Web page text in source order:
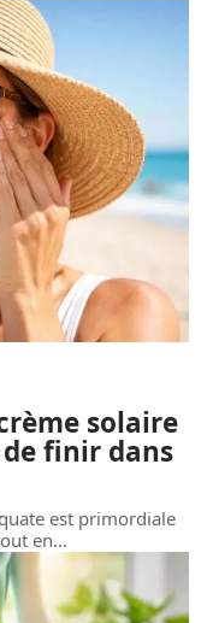
solaire
finir dans
est primordiale
en…